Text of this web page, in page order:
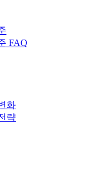
FAQ
화
략